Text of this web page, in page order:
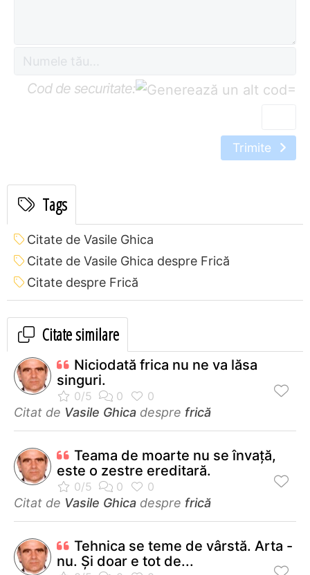
Cod de securitate: =
Trimite
Tags
Citate de Vasile Ghica
Citate de Vasile Ghica despre Frică
Citate despre Frică
Citate similare
Niciodată frica nu ne va lăsa
singuri.
Citat de Vasile Ghica despre frică
Teama de moarte nu se învață,
este o zestre ereditară.
Citat de Vasile Ghica despre frică
Tehnica se teme de vârstă. Arta -
nu. Şi doar e tot de...